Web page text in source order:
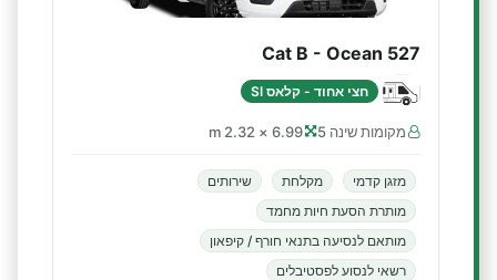
Cat B - Ocean 527
חצי אחוד - קלאס SI
מקומות שינה 5 6.99 × 2.32 m
מזגן קדמי מקלחת
שירותים
מותרת הסעת חיות מחמד
מותאם לנסיעה בתנאי חורף / קיפאון
רשאי לנסוע לפסטיבלים